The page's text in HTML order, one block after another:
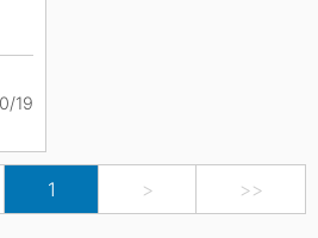
0/19
1 > >>